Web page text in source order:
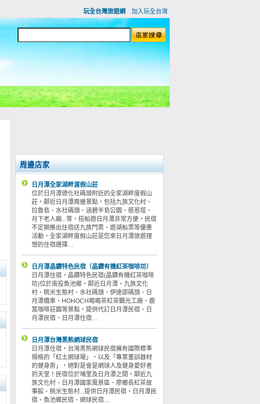
玩全台灣旅遊網 加入玩全台灣
周邊店家
日月潭全家湖畔渡假山莊
位於日月潭德化社碼頭附近的全家湖畔度假山
莊，鄰近日月潭周邊景點，包括九族文化村、
拉魯島、水社碼頭、涵碧半島公園、慈恩塔、
月下老人廟...等，搭船遊日月潭非常方便，民宿
不定期推出住宿送九族門票、遊湖船票等優惠
活動，全家湖畔度假山莊是您來日月潭旅遊理
想的住宿選擇…
日月潭晶鑽特色民宿（晶鑽有機紅茶咖啡坊）
日月潭住宿‧晶鑽特色民宿(晶鑽有機紅茶咖啡
坊)位於南投魚池鄉，鄰近日月潭、九族文化
村、桃米生態村、水社碼頭、伊達邵碼頭、日
月潭纜車、HOHOCH喝喝茶紅茶觀光工廠、鹿
篙咖啡莊園等景點，提供代訂日月潭民宿、日
月潭民宿、日月潭住宿…
日月潭台灣黑熊網球民宿
日月潭住宿‧台灣黑熊網球民宿擁有國際標準
規格的「紅土網球場」，以及「專業重訓器材
的健身房」，絕對是會是網球人及健身愛好者
的天堂！民宿位於埔里及日月潭之間，鄰近九
族文化村、日月潭國家風景區、廖鄉長紅茶故
事館、桃米生態村...提供日月潭民宿、日月潭民
宿、魚池鄉民宿、網球民宿…